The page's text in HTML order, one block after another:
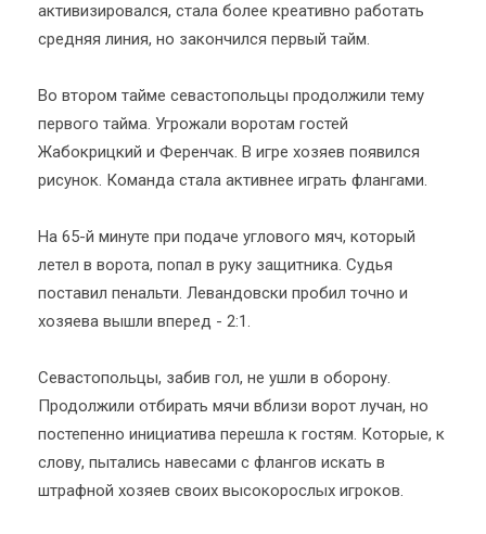
активизировался, стала более креативно работать
средняя линия, но закончился первый тайм.
Во втором тайме севастопольцы продолжили тему
первого тайма. Угрожали воротам гостей
Жабокрицкий и Ференчак. В игре хозяев появился
рисунок. Команда стала активнее играть флангами.
На 65-й минуте при подаче углового мяч, который
летел в ворота, попал в руку защитника. Судья
поставил пенальти. Левандовски пробил точно и
хозяева вышли вперед - 2:1.
Севастопольцы, забив гол, не ушли в оборону.
Продолжили отбирать мячи вблизи ворот лучан, но
постепенно инициатива перешла к гостям. Которые, к
слову, пытались навесами с флангов искать в
штрафной хозяев своих высокорослых игроков.